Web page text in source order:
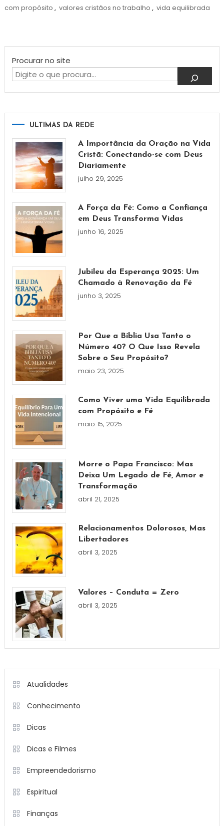
com propósito , valores cristãos no trabalho , vida equilibrada
Procurar no site
ULTIMAS DA REDE
A Importância da Oração na Vida
Cristã: Conectando-se com Deus
Diariamente
julho 29, 2025
A Força da Fé: Como a Confiança
em Deus Transforma Vidas
junho 16, 2025
Jubileu da Esperança 2025: Um
Chamado à Renovação da Fé
junho 3, 2025
Por Que a Bíblia Usa Tanto o
Número 40? O Que Isso Revela
Sobre o Seu Propósito?
maio 23, 2025
Como Viver uma Vida Equilibrada
com Propósito e Fé
maio 15, 2025
Morre o Papa Francisco: Mas
Deixa Um Legado de Fé, Amor e
Transformação
abril 21, 2025
Relacionamentos Dolorosos, Mas
Libertadores
abril 3, 2025
Valores – Conduta = Zero
abril 3, 2025
Atualidades
Conhecimento
Dicas
Dicas e Filmes
Empreendedorismo
Espiritual
Finanças